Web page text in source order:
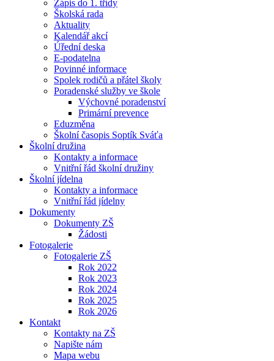
Zápis do 1. třídy
Školská rada
Aktuality
Kalendář akcí
Úřední deska
E-podatelna
Povinné informace
Spolek rodičů a přátel školy
Poradenské služby ve škole
Výchovné poradenství
Primární prevence
Eduzměna
Školní časopis Soptík Sváťa
Školní družina
Kontakty a informace
Vnitřní řád školní družiny
Školní jídelna
Kontakty a informace
Vnitřní řád jídelny
Dokumenty
Dokumenty ZŠ
Žádosti
Fotogalerie
Fotogalerie ZŠ
Rok 2022
Rok 2023
Rok 2024
Rok 2025
Rok 2026
Kontakt
Kontakty na ZŠ
Napište nám
Mapa webu